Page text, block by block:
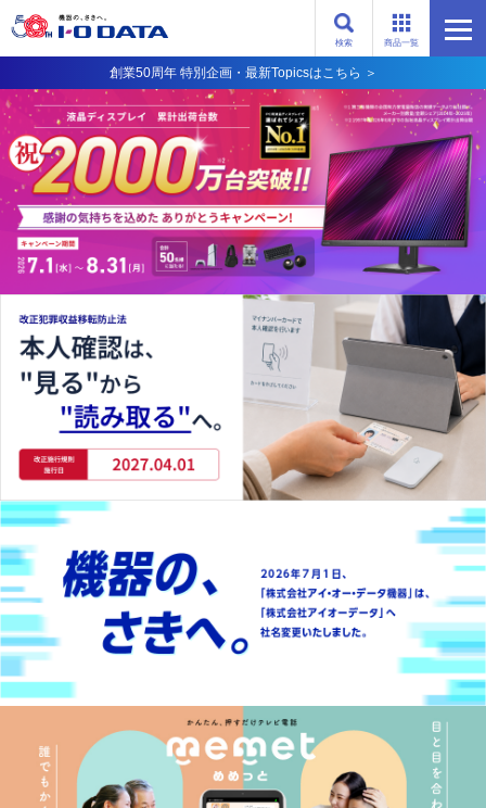
商品一覧
検索
創業50周年 特別企画・最新Topicsはこちら ＞